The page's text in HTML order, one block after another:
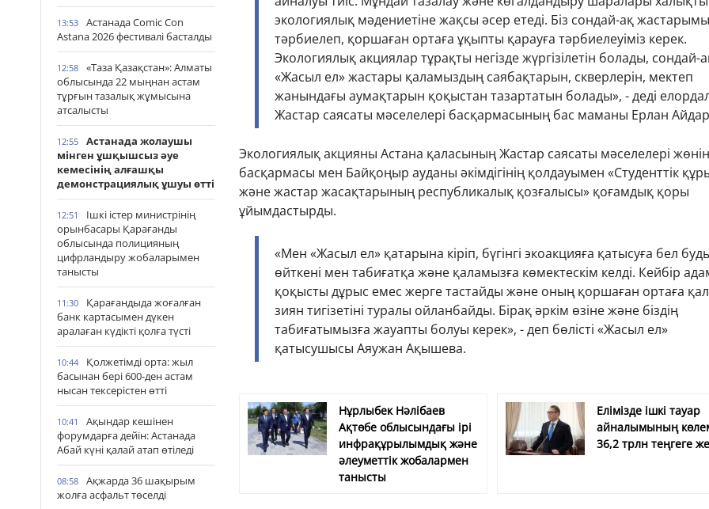
13:53
Астанада Comic Con
Astana 2026 фестивалі басталды
12:58
«Таза Қазақстан»: Алматы
облысында 22 мыңнан астам
тұрғын тазалық жұмысына
атсалысты
12:55
Астанада жолаушы
мінген ұшқышсыз әуе
кемесінің алғашқы
демонстрациялық ұшуы өтті
12:51
Ішкі істер министрінің
орынбасары Қарағанды
облысында полицияның
цифрландыру жобаларымен
танысты
11:30
Қарағандыда жоғалған
банк картасымен дүкен
аралаған күдікті қолға түсті
10:44
Қолжетімді орта: жыл
басынан бері 600-ден астам
нысан тексерістен өтті
10:41
Ақындар кешінен
форумдарға дейін: Астанада
Абай күні қалай атап өтіледі
08:58
Ақжарда 36 шақырым
жолға асфальт төселді
экологиялық мәдениетіне жақсы әсер етеді. Біз сондай-ақ
тәрбиелеп, қоршаған ортаға ұқыпты қарауға тәрбиелеуіміз керек.
Экологиялық акциялар тұрақты негізде жүргізілетін болады, сондай-
«Жасыл ел» жастары қаламыздың саябақтарын, скверлерін, мектеп
жанындағы аумақтарын қоқыстан тазартатын болады», - деді
Жастар саясаты мәселелері басқармасының бас маманы Ерлан
Экологиялық акцияны Астана қаласының Жастар саясаты мәселелері
басқармасы мен Байқоңыр ауданы әкімдігінің қолдауымен «Студенттік
және жастар жасақтарының республикалық қозғалысы» қоғамдық қоры
ұйымдастырды.
«Мен «Жасыл ел» қатарына кіріп, бүгінгі экоакцияға қатысуға бел
өйткені мен табиғатқа және қаламызға көмектескім келді. Кейбір
қоқысты дұрыс емес жерге тастайды және оның қоршаған ортаға
зиян тигізетіні туралы ойланбайды. Бірақ әркім өзіне және біздің
табиғатымызға жауапты болуы керек», - деп бөлісті «Жасыл ел»
қатысушысы Аяужан Ақышева.
Нұрлыбек Нәлібаев
Ақтөбе облысындағы ірі
инфрақұрылымдық және
әлеуметтік жобалармен
танысты
Елімізде ішкі тауар
айналымының
36,2 трлн теңгеге